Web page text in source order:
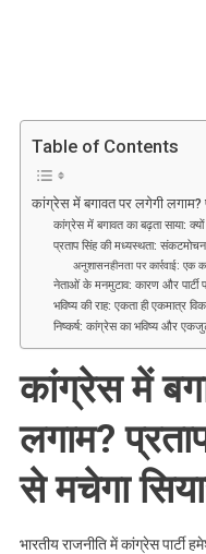
Table of Contents
कांग्रेस में बगावत पर लगेगी लगाम?
कांग्रेस में बगावत का बढ़ता साया:
प्रताप सिंह की मध्यस्थता:
अनुशासनहीनता पर कार्रवाई: एक
नेताओं के मनमुटाव: कारण और पार्टी
भविष्य की राह: एकता ही एकमात्र
निष्कर्ष: कांग्रेस का भविष्य और
कांग्रेस में
लगाम?
से मचेगा
भारतीय राजनीति में कांग्रेस